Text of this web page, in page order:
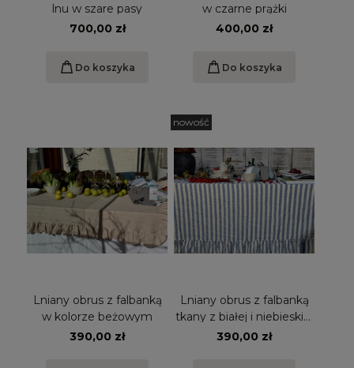
lnu w szare pasy
700,00 zł
Do koszyka
w czarne prążki
400,00 zł
Do koszyka
Lniany obrus z falbanką
w kolorze beżowym
390,00 zł
Lniany obrus z falbanką
tkany z białej i niebieskiej
przędzy w szerokie pasy
390,00 zł
nowość